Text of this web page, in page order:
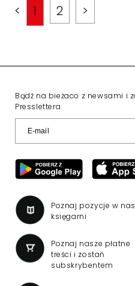
< 1 2 >
Bądź na bieżaco z newsami i
Presslettera
Poznaj pozycje w
księgarni
Poznaj nasze płatne
treści i zostań
subskrybentem